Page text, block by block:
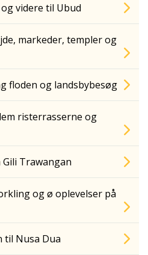
videre til Ubud
markeder, templer og
floden og landsbybesøg
risterrasserne og
Trawangan
og ø oplevelser på
til Nusa Dua